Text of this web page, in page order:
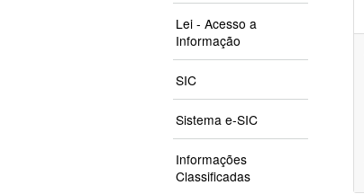
Lei - Acesso a
Informação
SIC
Sistema e-SIC
Informações
Classificadas